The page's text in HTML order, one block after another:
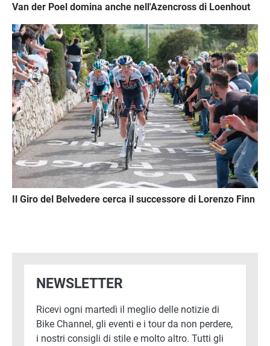
Van der Poel domina anche nell'Azencross di Loenhout
Immagine
Il Giro del Belvedere cerca il successore di Lorenzo Finn
NEWSLETTER
Ricevi ogni martedì il meglio delle notizie di
Bike Channel, gli eventi e i tour da non perdere,
i nostri consigli di stile e molto altro. Tutti gli